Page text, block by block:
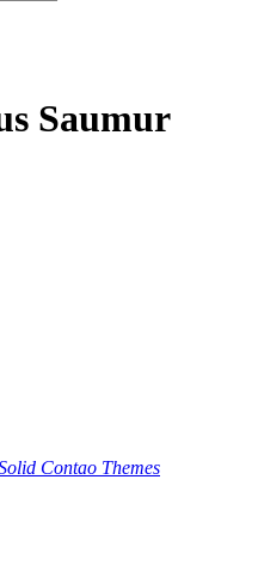
Saumur
Contao Themes